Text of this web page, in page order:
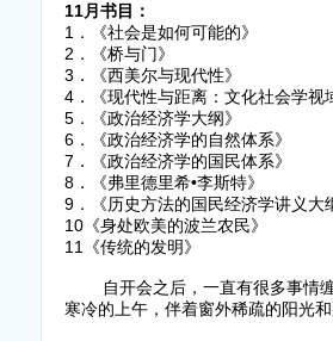
11月书目：
1．《社会是如何可能
2．《桥与门》
3．《西美尔与现
4．《现代性与距离：文化社会
5．《政治经济学大
6．《政治经济学的自
7．《政治经济学的国
8．《弗里德里希•李斯
9．《历史方法的国民经济
10《身处欧美的波兰农
11《传统的发明》
自开会之后，一直有很多事情缠
寒冷的上午，伴着窗外稀疏的阳光